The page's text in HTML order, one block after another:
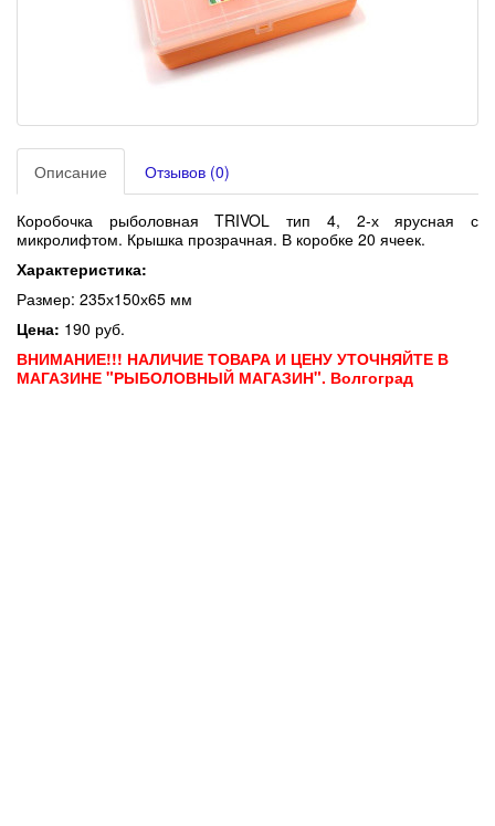
Описание Отзывов (0)
Коробочка рыболовная TRIVOL тип 4, 2-х ярусная с
микролифтом. Крышка прозрачная. В коробке 20 ячеек.
Характеристика:
Размер: 235х150х65 мм
Цена: 190 руб.
ВНИМАНИЕ!!! НАЛИЧИЕ ТОВАРА И ЦЕНУ УТОЧНЯЙТЕ В
МАГАЗИНЕ "РЫБОЛОВНЫЙ МАГАЗИН". Волгоград